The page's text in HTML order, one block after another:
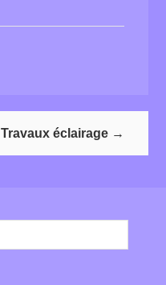
Travaux éclairage→